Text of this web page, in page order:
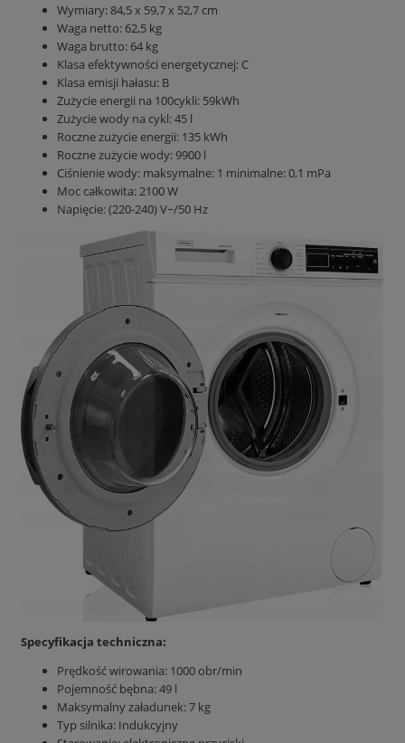
Wymiary: 84,5 x 59,7 x 52,7 cm
Waga netto: 62,5 kg
Waga brutto: 64 kg
Klasa efektywności energetycznej: C
Klasa emisji hałasu: B
Zużycie energii na 100cykli: 59kWh
Zużycie wody na cykl: 45 l
Roczne zużycie energii: 135 kWh
Roczne zużycie wody: 9900 l
Ciśnienie wody: maksymalne: 1 minimalne: 0,1 mPa
Moc całkowita: 2100 W
Napięcie: (220-240) V~/50 Hz
Specyfikacja techniczna:
Prędkość wirowania: 1000 obr/min
Pojemność bębna: 49 l
Maksymalny załadunek: 7 kg
Typ silnika: Indukcyjny